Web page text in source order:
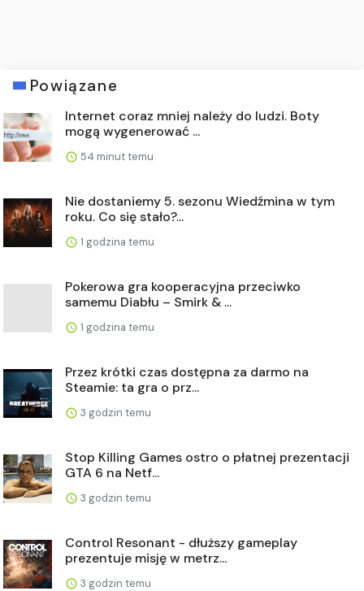
Powiązane
Internet coraz mniej należy do ludzi. Boty
mogą wygenerować ...
54 minut temu
Nie dostaniemy 5. sezonu Wiedźmina w tym
roku. Co się stało?...
1 godzina temu
Pokerowa gra kooperacyjna przeciwko
samemu Diabłu – Smirk & ...
1 godzina temu
Przez krótki czas dostępna za darmo na
Steamie: ta gra o prz...
3 godzin temu
Stop Killing Games ostro o płatnej prezentacji
GTA 6 na Netf...
3 godzin temu
Control Resonant - dłuższy gameplay
prezentuje misję w metrz...
3 godzin temu